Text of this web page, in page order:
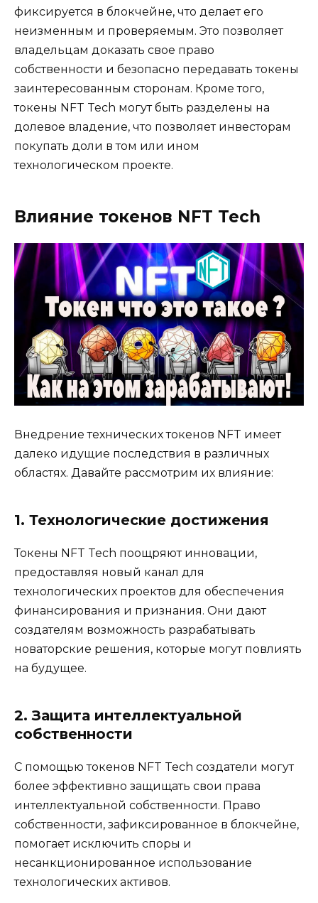
фиксируется в блокчейне, что делает его
неизменным и проверяемым. Это позволяет
владельцам доказать свое право
собственности и безопасно передавать токены
заинтересованным сторонам. Кроме того,
токены NFT Tech могут быть разделены на
долевое владение, что позволяет инвесторам
покупать доли в том или ином
технологическом проекте.
Влияние токенов NFT Tech
Внедрение технических токенов NFT имеет
далеко идущие последствия в различных
областях. Давайте рассмотрим их влияние:
1. Технологические достижения
Токены NFT Tech поощряют инновации,
предоставляя новый канал для
технологических проектов для обеспечения
финансирования и признания. Они дают
создателям возможность разрабатывать
новаторские решения, которые могут повлиять
на будущее.
2. Защита интеллектуальной
собственности
С помощью токенов NFT Tech создатели могут
более эффективно защищать свои права
интеллектуальной собственности. Право
собственности, зафиксированное в блокчейне,
помогает исключить споры и
несанкционированное использование
технологических активов.